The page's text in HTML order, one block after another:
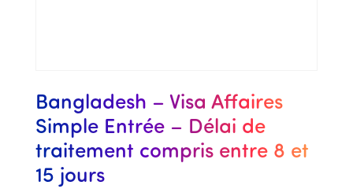
Bangladesh – Visa Affaires
Simple Entrée – Délai de
traitement compris entre 8 et
15 jours